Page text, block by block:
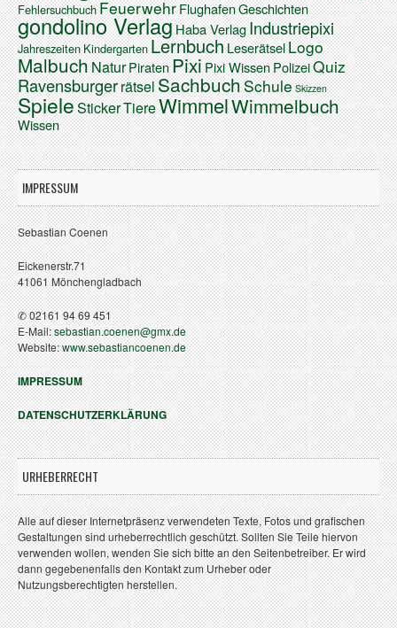
FehlersuchbuchFeuerwehrFlughafenGeschichten
gondolino VerlagHaba VerlagIndustriepixi
JahreszeitenKindergartenLernbuchLeserätselLogo
MalbuchNaturPiratenPixiPixi WissenPolizeiQuiz
RavensburgerrätselSachbuchSchule Skizzen
SpieleStickerTiereWimmelWimmelbuch
Wissen
IMPRESSUM
Sebastian Coenen
Eickenerstr.71
41061 Mönchengladbach
✆ 02161 94 69 451
E-Mail:sebastian.coenen@gmx.de
Website:www.sebastiancoenen.de
IMPRESSUM
DATENSCHUTZERKLÄRUNG
URHEBERRECHT
Alle auf dieser Internetpräsenz verwendeten Texte, Fotos und grafischen
Gestaltungen sind urheberrechtlich geschützt. Sollten Sie Teile hiervon
verwenden wollen, wenden Sie sich bitte an den Seitenbetreiber. Er wird
dann gegebenenfalls den Kontakt zum Urheber oder
Nutzungsberechtigten herstellen.